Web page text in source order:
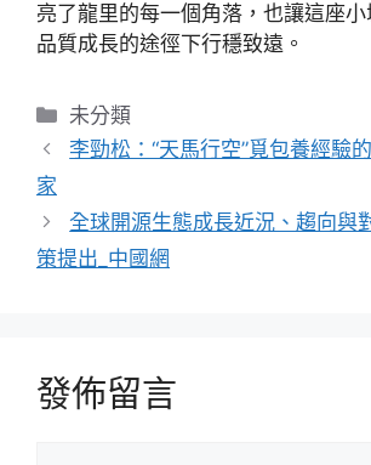
亮了龍里的每一個角落，也讓這座
品質成長的途徑下行穩致遠。
分
類
未分類
李勁松：“天馬行空”覓包養經驗
家
全球開源生態成長近況、趨向與
策提出_中國網
發佈留言